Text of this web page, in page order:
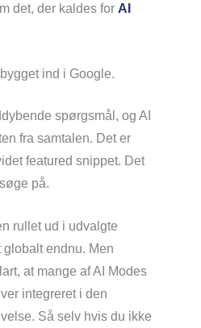
det, der kaldes for AI
ind i Google.
spørgsmål, og AI
fra samtalen. Det er
featured snippet. Det
på.
rullet ud i udvalgte
endnu. Men
at mange af AI Modes
integreret i den
Så selv hvis du ikke